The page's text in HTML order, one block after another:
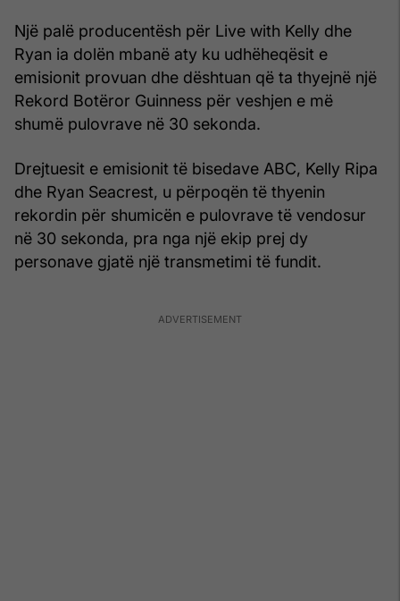
Një palë producentësh për Live with Kelly dhe
Ryan ia dolën mbanë aty ku udhëheqësit e
emisionit provuan dhe dështuan që ta thyejnë një
Rekord Botëror Guinness për veshjen e më
shumë pulovrave në 30 sekonda.
Drejtuesit e emisionit të bisedave ABC, Kelly Ripa
dhe Ryan Seacrest, u përpoqën të thyenin
rekordin për shumicën e pulovrave të vendosur
në 30 sekonda, pra nga një ekip prej dy
personave gjatë një transmetimi të fundit.